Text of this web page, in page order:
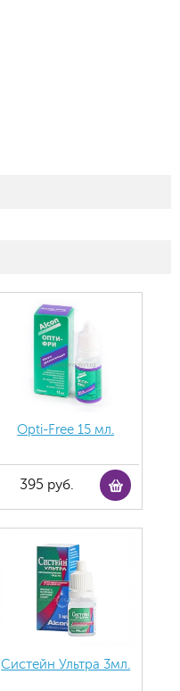
Opti-Free 15 мл.
395 руб.
Систейн Ультра 3мл.